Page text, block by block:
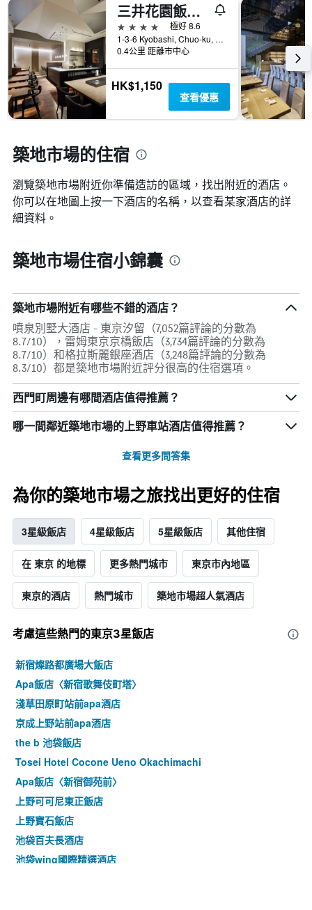
三井花園飯店京橋 / 東京站
4星級
極好 8.6
1-3-6 Kyobashi, Chuo-ku, 東京, 日本
0.4公里 距離市中心
HK$1,150
查看優惠
築地市場的住宿
瀏覽築地市場​附近你準備造訪的區域，找出附近的酒店。
你可以在地圖上按一下酒店的名稱，以查看某家酒店的詳
細資料。
築地市場住宿小錦囊
築地市場附近有哪些不錯的酒店？
噴泉別墅大酒店 - 東京汐留（7,052篇評論的分數為
8.7/10），雷姆東京京橋飯店（3,734篇評論的分數為
8.7/10）和格拉斯麗銀座酒店（3,248篇評論的分數為
8.3/10）都是築地市場附近評分很高的住宿選項。
西門町周邊有哪間酒店值得推薦？
哪一間鄰近築地市場的上野車站酒店值得推薦？
查看更多問答集
為你的築地市場之旅找出更好的住宿
3星級飯店 4星級飯店 5星級飯店 其他住宿
在 東京 的地標 更多熱門城市 東京市內地區
東京的酒店 熱門城市 築地市場超人氣酒店
考慮這些熱門的東京3星​飯店
新宿燦路都廣場大飯店
Apa飯店〈新宿歌舞伎町塔〉
淺草田原町站前apa酒店
京成上野站前apa酒店
the b 池袋飯店
Tosei Hotel Cocone Ueno Okachimachi
Apa飯店〈新宿御苑前〉
上野可可尼東正飯店
上野寶石飯店
池袋百夫長酒店
池袋wing國際精選酒店